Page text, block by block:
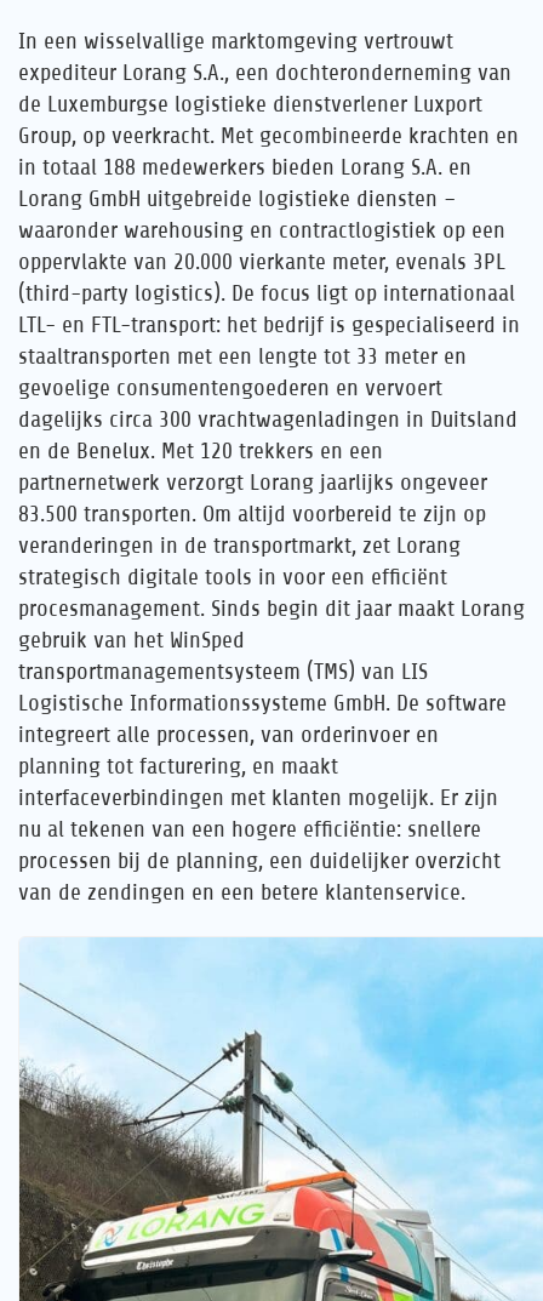
In een wisselvallige marktomgeving vertrouwt
expediteur Lorang S.A., een dochteronderneming van
de Luxemburgse logistieke dienstverlener Luxport
Group, op veerkracht. Met gecombineerde krachten en
in totaal 188 medewerkers bieden Lorang S.A. en
Lorang GmbH uitgebreide logistieke diensten –
waaronder warehousing en contractlogistiek op een
oppervlakte van 20.000 vierkante meter, evenals 3PL
(third-party logistics). De focus ligt op internationaal
LTL- en FTL-transport: het bedrijf is gespecialiseerd in
staaltransporten met een lengte tot 33 meter en
gevoelige consumentengoederen en vervoert
dagelijks circa 300 vrachtwagenladingen in Duitsland
en de Benelux. Met 120 trekkers en een
partnernetwerk verzorgt Lorang jaarlijks ongeveer
83.500 transporten. Om altijd voorbereid te zijn op
veranderingen in de transportmarkt, zet Lorang
strategisch digitale tools in voor een efficiënt
procesmanagement. Sinds begin dit jaar maakt Lorang
gebruik van het WinSped
transportmanagementsysteem (TMS) van LIS
Logistische Informationssysteme GmbH. De software
integreert alle processen, van orderinvoer en
planning tot facturering, en maakt
interfaceverbindingen met klanten mogelijk. Er zijn
nu al tekenen van een hogere efficiëntie: snellere
processen bij de planning, een duidelijker overzicht
van de zendingen en een betere klantenservice.